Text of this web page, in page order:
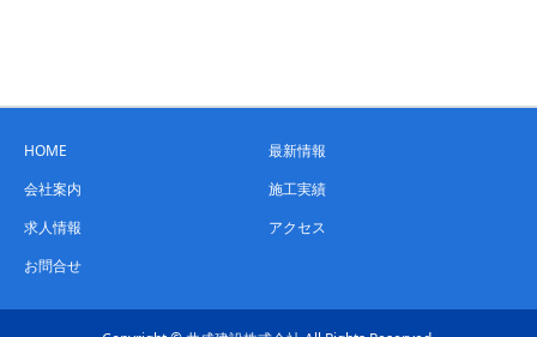
HOME
最新情報
会社案内
施工実績
求人情報
アクセス
お問合せ